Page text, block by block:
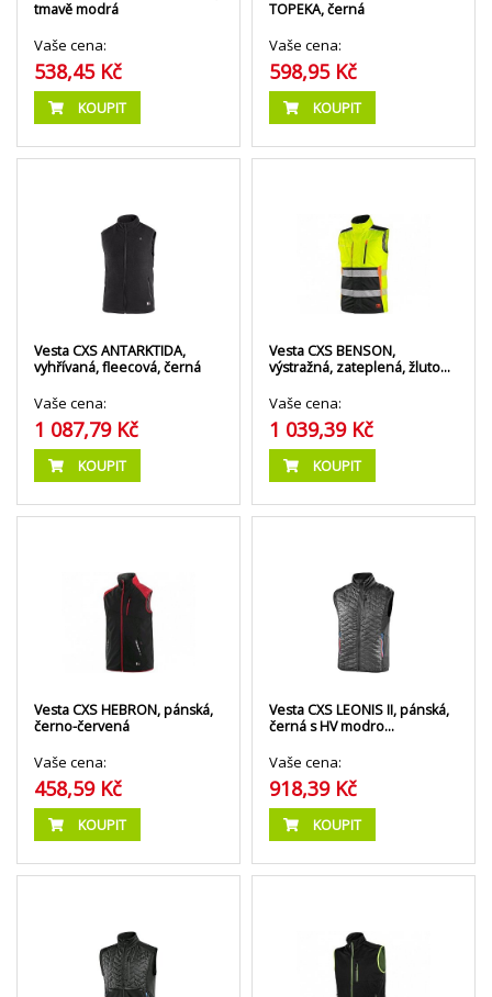
tmavě modrá
Vaše cena:
538,45 Kč
KOUPIT
TOPEKA, černá
Vaše cena:
598,95 Kč
KOUPIT
Vesta CXS ANTARKTIDA,
vyhřívaná, fleecová, černá
Vaše cena:
1 087,79 Kč
KOUPIT
Vesta CXS BENSON,
výstražná, zateplená, žluto…
Vaše cena:
1 039,39 Kč
KOUPIT
Vesta CXS HEBRON, pánská,
černo-červená
Vaše cena:
458,59 Kč
KOUPIT
Vesta CXS LEONIS II, pánská,
černá s HV modro…
Vaše cena:
918,39 Kč
KOUPIT